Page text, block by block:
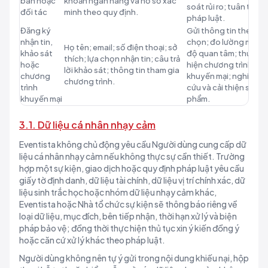
đối tác
minh theo quy định.
soát rủi ro; tuân thủ
pháp luật.
Đăng ký
nhận tin,
khảo sát
hoặc
chương
trình
khuyến mại
Họ tên; email; số điện thoại; sở
thích; lựa chọn nhận tin; câu trả
lời khảo sát; thông tin tham gia
chương trình.
Gửi thông tin theo lựa
chọn; đo lường mức
độ quan tâm; thực
hiện chương trình
khuyến mại; nghiên
cứu và cải thiện sản
phẩm.
3.1. Dữ liệu cá nhân nhạy cảm
Eventista không chủ động yêu cầu Người dùng cung cấp dữ
liệu cá nhân nhạy cảm nếu không thực sự cần thiết. Trường
hợp một sự kiện, giao dịch hoặc quy định pháp luật yêu cầu
giấy tờ định danh, dữ liệu tài chính, dữ liệu vị trí chính xác, dữ
liệu sinh trắc học hoặc nhóm dữ liệu nhạy cảm khác,
Eventista hoặc Nhà tổ chức sự kiện sẽ thông báo riêng về
loại dữ liệu, mục đích, bên tiếp nhận, thời hạn xử lý và biện
pháp bảo vệ; đồng thời thực hiện thủ tục xin ý kiến đồng ý
hoặc căn cứ xử lý khác theo pháp luật.
Người dùng không nên tự ý gửi trong nội dung khiếu nại, hộp